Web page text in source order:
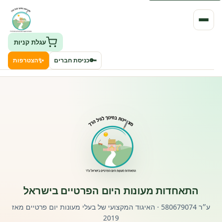
פורטל לוח מודעות דרושים עובדים
עגלת קניות
🔑כניסת חברים ✨הצטרפות
התאחדות מעונות היום הפרטיים בישראל
ע״ר 580679074 · האיגוד המקצועי של בעלי מעונות יום פרטיים מאז
2019